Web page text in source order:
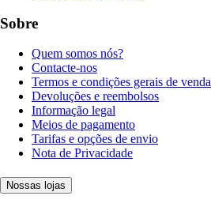
Sobre
Quem somos nós?
Contacte-nos
Termos e condições gerais de venda
Devoluções e reembolsos
Informação legal
Meios de pagamento
Tarifas e opções de envio
Nota de Privacidade
Nossas lojas